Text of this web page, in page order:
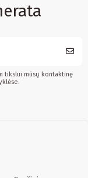
tikslui mūsų kontaktinę